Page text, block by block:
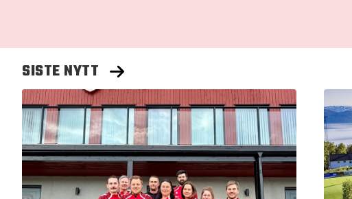
SISTE NYTT